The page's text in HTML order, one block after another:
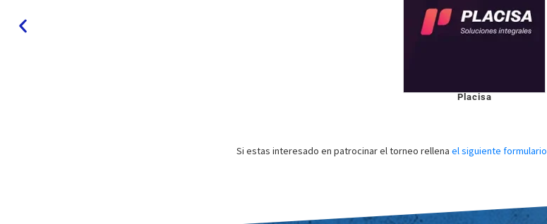
Placisa
Si estas interesado en patrocinar el torneo rellena el siguiente formulario